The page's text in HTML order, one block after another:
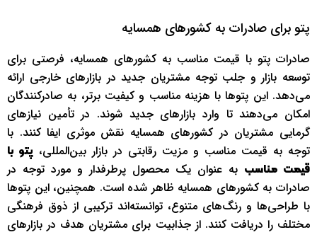
پتو برای صادرات به کشورهای همسایه
صادرات پتو با قیمت مناسب به کشورهای همسایه، فرصتی برای
توسعه بازار و جلب توجه مشتریان جدید در بازارهای خارجی ارائه
می‌دهد. این پتوها با هزینه مناسب و کیفیت برتر، به صادرکنندگان
امکان می‌دهند تا وارد بازارهای جدید شوند. در تأمین نیازهای
گرمایی مشتریان در کشورهای همسایه نقش موثری ایفا کنند. با
توجه به قیمت مناسب و مزیت رقابتی در بازار بین‌المللی، پتو با
قیمت مناسب به عنوان یک محصول پرطرفدار و مورد توجه در
صادرات به کشورهای همسایه ظاهر شده است. همچنین، این پتوها
با طراحی‌ها و رنگ‌های متنوع، توانسته‌اند ترکیبی از ذوق فرهنگی
مختلف را دریافت کنند. از جذابیت برای مشتریان هدف در بازارهای